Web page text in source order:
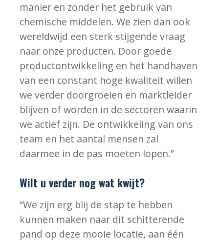
manier en zonder het gebruik van
chemische middelen. We zien dan ook
wereldwijd een sterk stijgende vraag
naar onze producten. Door goede
productontwikkeling en het handhaven
van een constant hoge kwaliteit willen
we verder doorgroeien en marktleider
blijven of worden in de sectoren waarin
we actief zijn. De ontwikkeling van ons
team en het aantal mensen zal
daarmee in de pas moeten lopen.”
Wilt u verder nog wat kwijt?
“We zijn erg blij de stap te hebben
kunnen maken naar dit schitterende
pand op deze mooie locatie, aan één